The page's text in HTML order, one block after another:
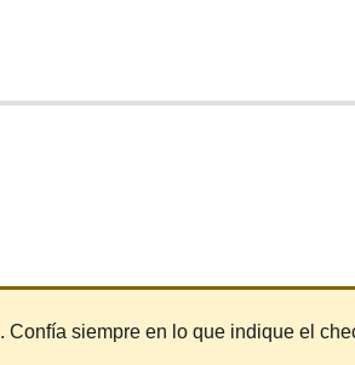
siempre en lo que indique el